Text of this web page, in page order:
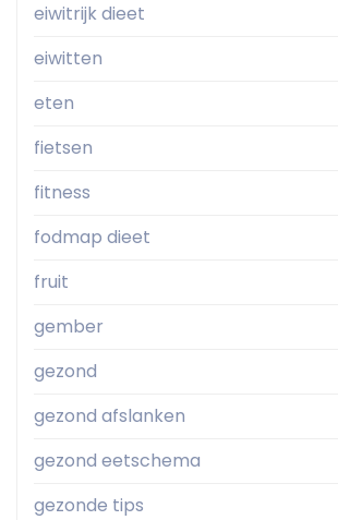
eiwitrijk dieet
eiwitten
eten
fietsen
fitness
fodmap dieet
fruit
gember
gezond
gezond afslanken
gezond eetschema
gezonde tips